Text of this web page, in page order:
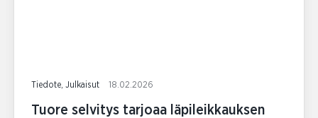
Tiedote, Julkaisut 18.02.2026
Tuore selvitys tarjoaa läpileikkauksen